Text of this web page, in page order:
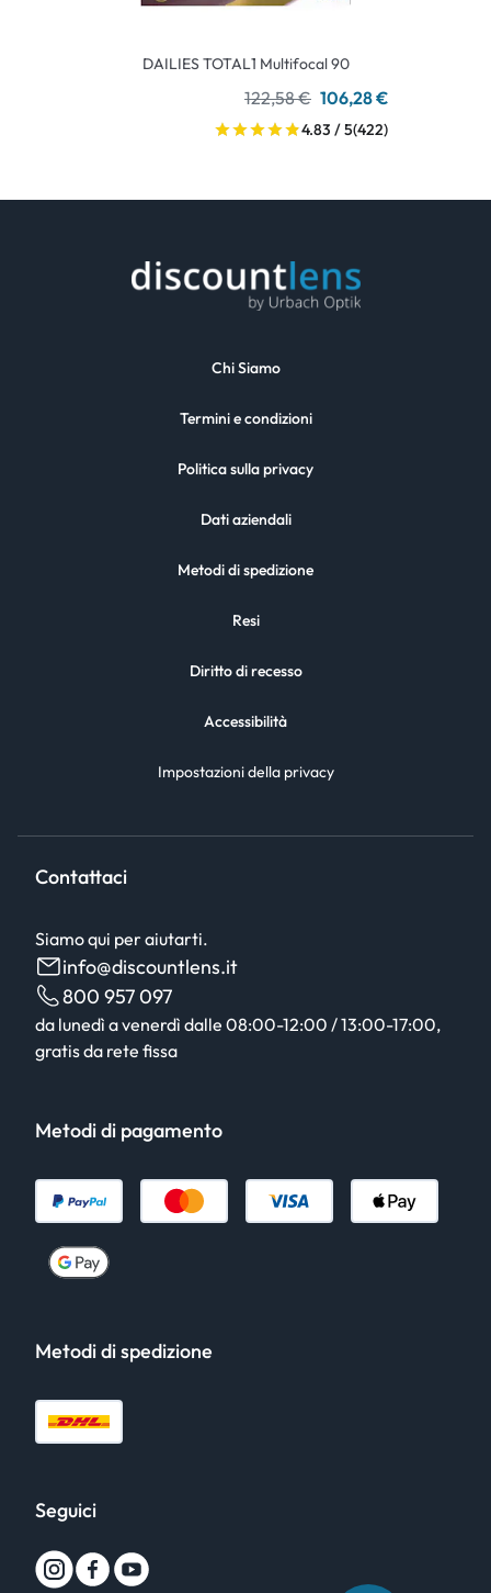
DAILIES TOTAL1 Multifocal 90
122,58 € 106,28 €
4.83 / 5(422)
Chi Siamo
Termini e condizioni
Politica sulla privacy
Dati aziendali
Metodi di spedizione
Resi
Diritto di recesso
Accessibilità
Impostazioni della privacy
Contattaci
Siamo qui per aiutarti.
info@discountlens.it
800 957 097
da lunedì a venerdì dalle 08:00-12:00 / 13:00-17:00,
gratis da rete fissa
Metodi di pagamento
Metodi di spedizione
Seguici